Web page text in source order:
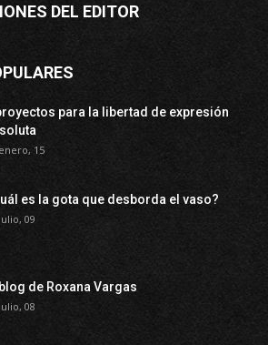
DEL EDITOR
para la libertad de expresión
15
es la gota que desborda el vaso?
09
de Roxana Vargas
08